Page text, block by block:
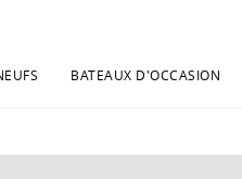
BATEAUX D'OCCASION